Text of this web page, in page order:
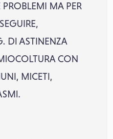
PROBLEMI MA PER
DI ASTINENZA
CON
MICETI,